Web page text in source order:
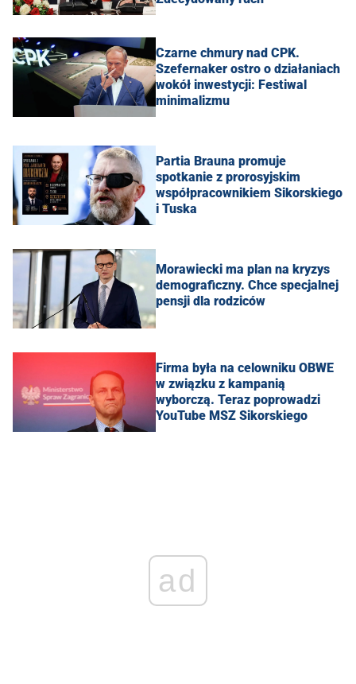
Czarne chmury nad CPK.
Szefernaker ostro o działaniach
wokół inwestycji: Festiwal
minimalizmu
Partia Brauna promuje
spotkanie z prorosyjskim
współpracownikiem Sikorskiego
i Tuska
Morawiecki ma plan na kryzys
demograficzny. Chce specjalnej
pensji dla rodziców
Firma była na celowniku OBWE
w związku z kampanią
wyborczą. Teraz poprowadzi
YouTube MSZ Sikorskiego
ad